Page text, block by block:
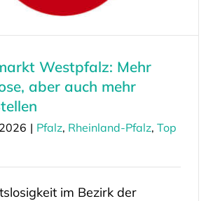
Westpfalz: Mehr
aber auch mehr
| Pfalz, Rheinland-Pfalz, Top
im Bezirk der